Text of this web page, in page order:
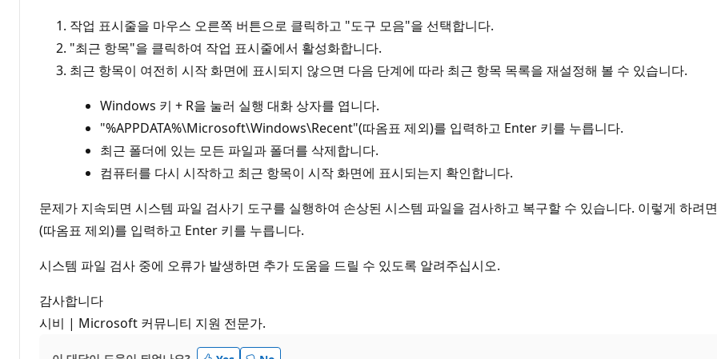
작업 표시줄을 마우스 오른쪽 버튼으로 클릭하고 "도구 모음"을 선택합니다.
"최근 항목"을 클릭하여 작업 표시줄에서 활성화합니다.
최근 항목이 여전히 시작 화면에 표시되지 않으면 다음 단계에 따라 최근 항목 목록을 재설정해 볼 수 있습니다.
Windows 키 + R을 눌러 실행 대화 상자를 엽니다.
"%APPDATA%\Microsoft\Windows\Recent"(따옴표 제외)를 입력하고 Enter 키를 누릅니다.
최근 폴더에 있는 모든 파일과 폴더를 삭제합니다.
컴퓨터를 다시 시작하고 최근 항목이 시작 화면에 표시되는지 확인합니다.
문제가 지속되면 시스템 파일 검사기 도구를 실행하여 손상된 시스템 파일을 검사하고 복구할 수 있습니다. 이렇게 하
(따옴표 제외)를 입력하고 Enter 키를 누릅니다.
시스템 파일 검사 중에 오류가 발생하면 추가 도움을 드릴 수 있도록 알려주십시오.
감사합니다
시비 | Microsoft 커뮤니티 지원 전문가.